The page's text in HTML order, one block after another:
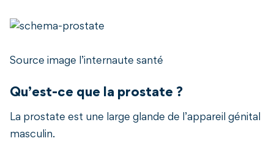
Source image l’internaute santé
Qu’est-ce que la prostate ?
La prostate est une large glande de l’appareil génital
masculin.